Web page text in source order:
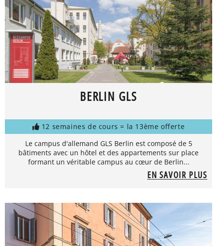
BERLIN GLS
12 semaines de cours = la 13ème offerte
Le campus d'allemand GLS Berlin est composé de 5
bâtiments avec un hôtel et des appartements sur place
formant un véritable campus au cœur de Berlin...
EN SAVOIR PLUS